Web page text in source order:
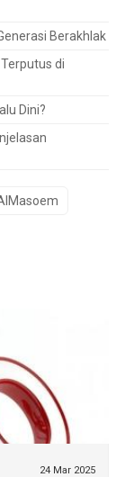
Berakhlak
di
Dini?
24 Mar 2025